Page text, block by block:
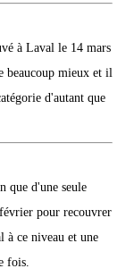
à Laval le 14 mars
beaucoup mieux et il
d'autant que
que d'une seule
pour recouvrer
à ce niveau et une
fois.